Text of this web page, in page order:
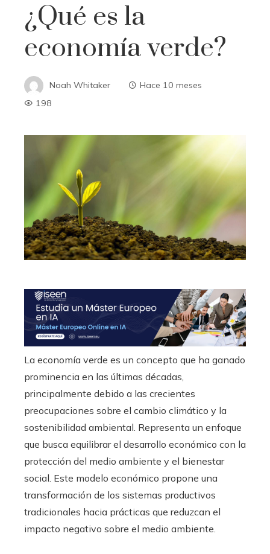
¿Qué es la
economía verde?
Noah Whitaker
Hace 10 meses
198
La economía verde es un concepto que ha ganado
prominencia en las últimas décadas,
principalmente debido a las crecientes
preocupaciones sobre el cambio climático y la
sostenibilidad ambiental. Representa un enfoque
que busca equilibrar el desarrollo económico con la
protección del medio ambiente y el bienestar
social. Este modelo económico propone una
transformación de los sistemas productivos
tradicionales hacia prácticas que reduzcan el
impacto negativo sobre el medio ambiente.